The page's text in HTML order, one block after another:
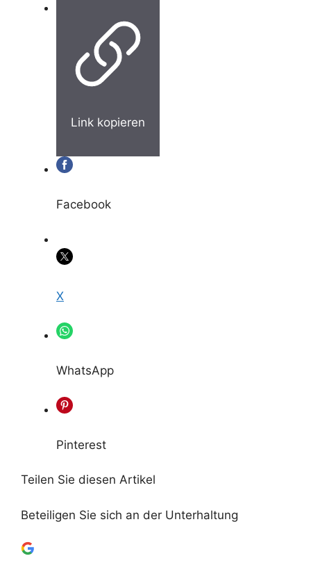
Link kopieren
Facebook
X
WhatsApp
Pinterest
Teilen Sie diesen Artikel
Beteiligen Sie sich an der Unterhaltung